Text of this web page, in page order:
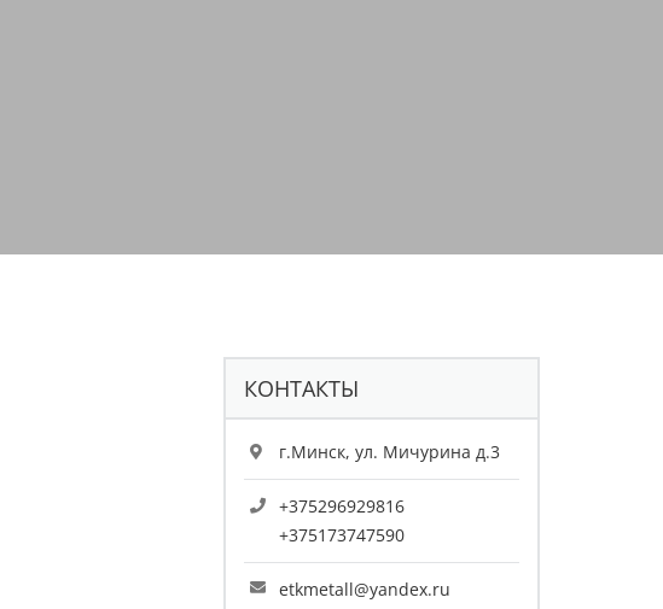
КОНТАКТЫ
г.Минск, ул. Мичурина д.3
+375296929816
+375173747590
etkmetall@yandex.ru